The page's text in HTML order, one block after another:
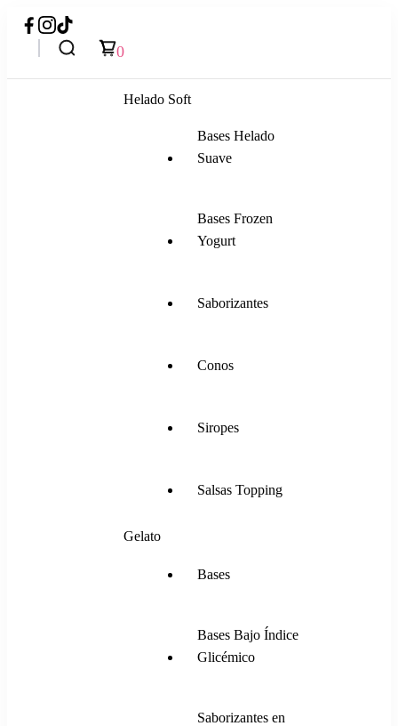
0
Helado Soft
Bases Helado
Suave
Bases Frozen
Yogurt
Saborizantes
Conos
Siropes
Salsas Topping
Gelato
Bases
Bases Bajo Índice
Glicémico
Saborizantes en